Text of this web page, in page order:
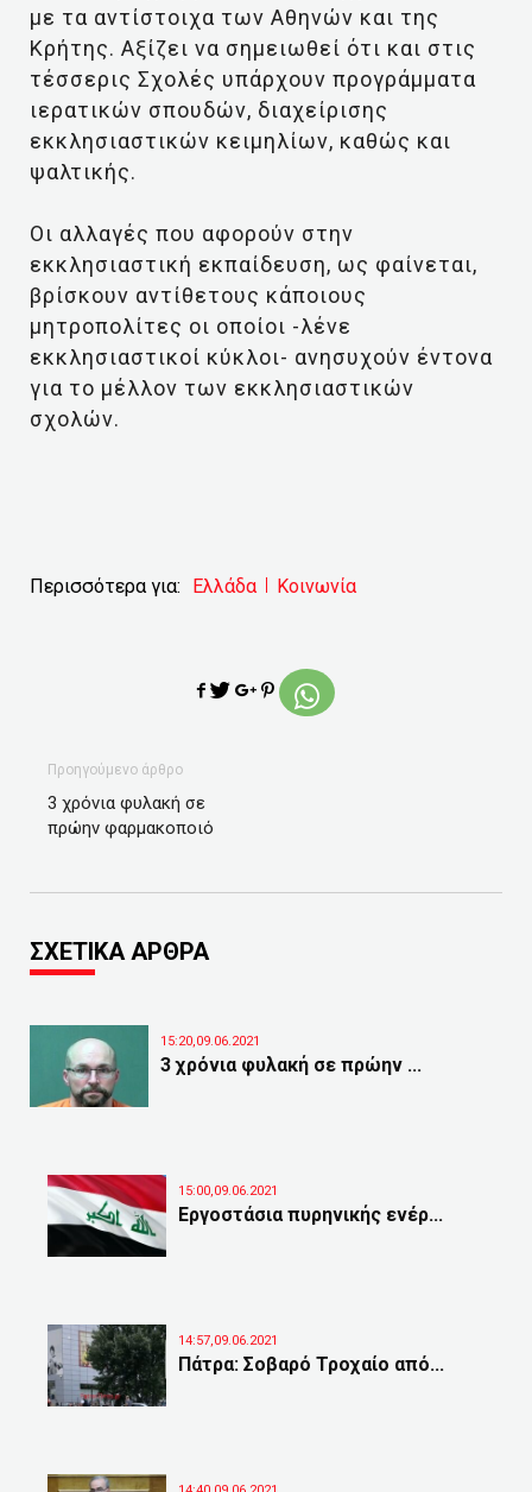
με τα αντίστοιχα των Αθηνών και της
Κρήτης. Αξίζει να σημειωθεί ότι και στις
τέσσερις Σχολές υπάρχουν προγράμματα
ιερατικών σπουδών, διαχείρισης
εκκλησιαστικών κειμηλίων, καθώς και
ψαλτικής.
Οι αλλαγές που αφορούν στην
εκκλησιαστική εκπαίδευση, ως φαίνεται,
βρίσκουν αντίθετους κάποιους
μητροπολίτες οι οποίοι -λένε
εκκλησιαστικοί κύκλοι- ανησυχούν έντονα
για το μέλλον των εκκλησιαστικών
σχολών.
Περισσότερα για: Ελλάδα Κοινωνία
Προηγούμενο άρθρο
3 χρόνια φυλακή σε
πρώην φαρμακοποιό
ΣΧΕΤΙΚΑ ΑΡΘΡΑ
15:20,09.06.2021
3 χρόνια φυλακή σε πρώην ...
15:00,09.06.2021
Εργοστάσια πυρηνικής ενέρ...
14:57,09.06.2021
Πάτρα: Σοβαρό Τροχαίο από...